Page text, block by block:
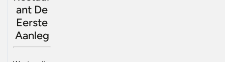
ant De
Eerste
Aanleg